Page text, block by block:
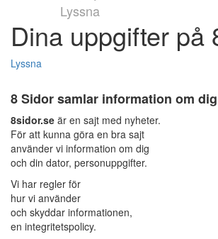
Lyssna
Dina uppgifter på
Lyssna
8 Sidor samlar information om dig
8sidor.se är en sajt med nyheter.
För att kunna göra en bra sajt
använder vi information om dig
och din dator, personuppgifter.
Vi har regler för
hur vi använder
och skyddar informationen,
en integritetspolicy.